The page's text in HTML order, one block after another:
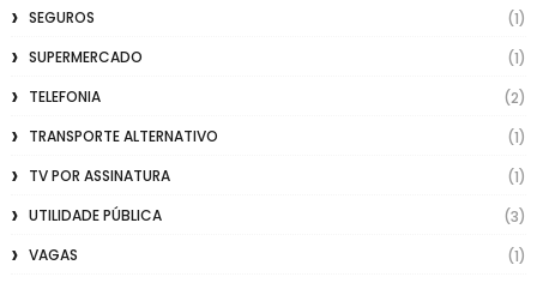
SEGUROS
(1)
SUPERMERCADO
(1)
TELEFONIA
(2)
TRANSPORTE ALTERNATIVO
(1)
TV POR ASSINATURA
(1)
UTILIDADE PÚBLICA
(3)
VAGAS
(1)